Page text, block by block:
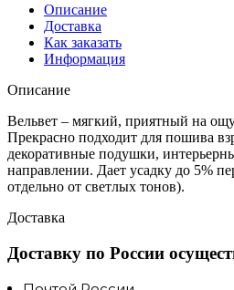
Описание
Доставка
Как заказать
Информация
Описание
Вельвет – мягкий, приятный на
Прекрасно подходит для пошива
декоративные подушки,
направлении. Дает усадку до 5%
отдельно от светлых тонов).
Доставка
Доставку по России